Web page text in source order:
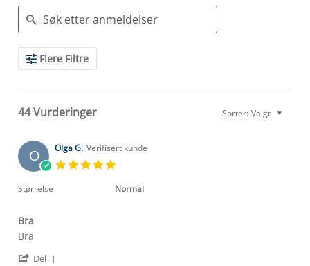
Search
ReviewsFlere Filtre
44 Vurderinger Sorter: Valgt
O Olga G. Verifisert kunde
rating
Størrelse Normal
Bra
Review
Olga
review
Bra
Bra
Del